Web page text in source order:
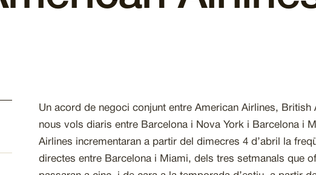
Un acord de negoci conjunt entre American Airlines, British
nous vols diaris entre Barcelona i Nova York i Barcelona i
Airlines incrementaran a partir del dimecres 4 d’abril la
directes entre Barcelona i Miami, dels tres setmanals que